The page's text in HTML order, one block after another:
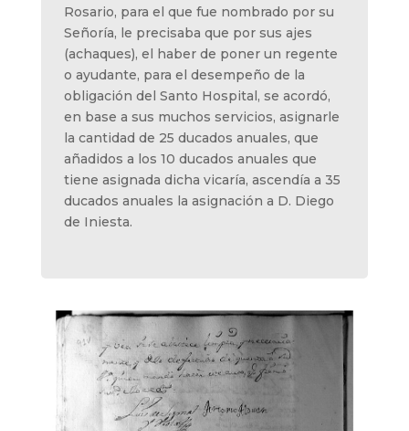
Rosario, para el que fue nombrado por su
Señoría, le precisaba que por sus ajes
(achaques), el haber de poner un regente
o ayudante, para el desempeño de la
obligación del Santo Hospital, se acordó,
en base a sus muchos servicios, asignarle
la cantidad de 25 ducados anuales, que
añadidos a los 10 ducados anuales que
tiene asignada dicha vicaría, ascendía a 35
ducados anuales la asignación a D. Diego
de Iniesta.